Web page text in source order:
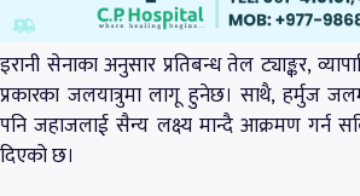
इरानी सेनाका अनुसार प्रतिबन्ध तेल ट्याङ्कर,
प्रकारका जलयात्रुमा लागू हुनेछ। साथै, हर्मुज
पनि जहाजलाई सैन्य लक्ष्य मान्दै आक्रमण गर्न
दिएको छ।